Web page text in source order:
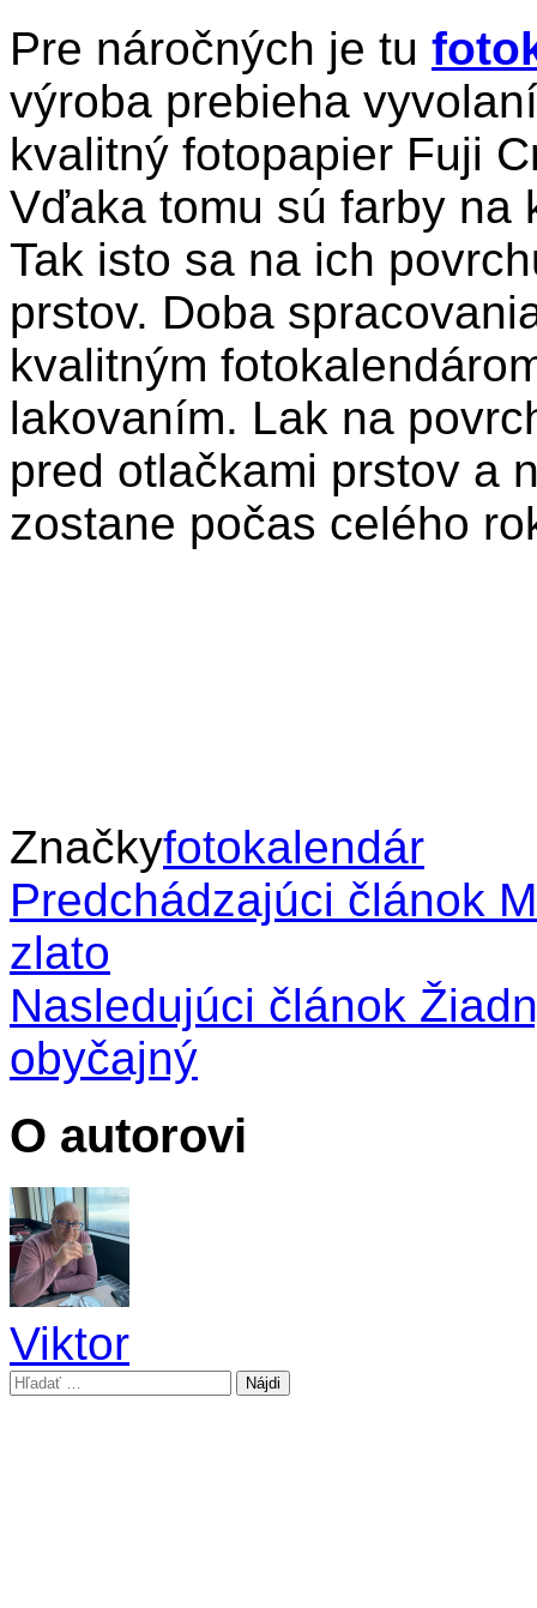
Pre náročných je tu
výroba prebieha
kvalitný fotopapier Fuji
Vďaka tomu sú farby na
Tak isto sa na ich
prstov. Doba
kvalitným
lakovaním. Lak na
pred otlačkami prstov a
zostane počas celého
Značkyfotokalendár
Predchádzajúci článok
zlato
Nasledujúci článok
obyčajný
O autorovi
Viktor
Hľadať: